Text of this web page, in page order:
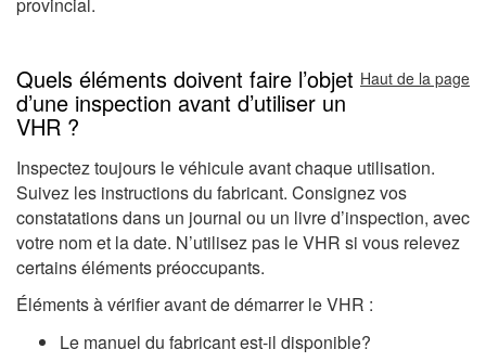
Quels éléments doivent faire l’objet
d’une inspection avant d’utiliser un
VHR ?
Haut de la page
Inspectez toujours le véhicule avant chaque utilisation.
Suivez les instructions du fabricant. Consignez vos
constatations dans un journal ou un livre d’inspection, avec
votre nom et la date. N’utilisez pas le VHR si vous relevez
certains éléments préoccupants.
Éléments à vérifier avant de démarrer le VHR :
Le manuel du fabricant est-il disponible?